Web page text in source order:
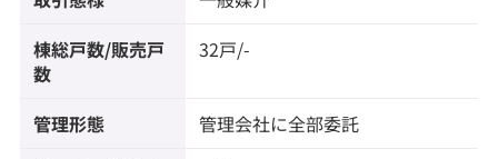
棟総戸数/販売戸
数
32戸/-
管理形態 管理会社に全部委託